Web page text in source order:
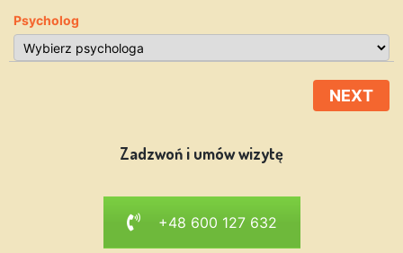
Psycholog
NEXT
Zadzwoń i umów wizytę
+48 600 127 632